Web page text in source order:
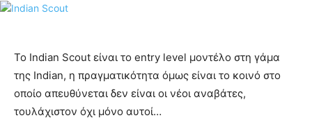
Το Indian Scout είναι το entry level μοντέλο στη γάμα
της Indian, η πραγματικότητα όμως είναι το κοινό στο
οποίο απευθύνεται δεν είναι οι νέοι αναβάτες,
τουλάχιστον όχι μόνο αυτοί…